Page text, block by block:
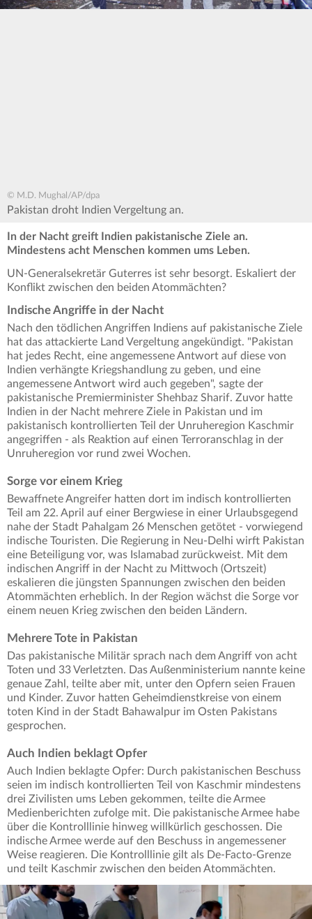
© M.D. Mughal/AP/dpa
Pakistan droht Indien Vergeltung an.
In der Nacht greift Indien pakistanische Ziele an.
Mindestens acht Menschen kommen ums Leben.
UN-Generalsekretär Guterres ist sehr besorgt. Eskaliert der
Konflikt zwischen den beiden Atommächten?
Indische Angriffe in der Nacht
Nach den tödlichen Angriffen Indiens auf pakistanische Ziele
hat das attackierte Land Vergeltung angekündigt. "Pakistan
hat jedes Recht, eine angemessene Antwort auf diese von
Indien verhängte Kriegshandlung zu geben, und eine
angemessene Antwort wird auch gegeben", sagte der
pakistanische Premierminister Shehbaz Sharif. Zuvor hatte
Indien in der Nacht mehrere Ziele in Pakistan und im
pakistanisch kontrollierten Teil der Unruheregion Kaschmir
angegriffen - als Reaktion auf einen Terroranschlag in der
Unruheregion vor rund zwei Wochen.
Sorge vor einem Krieg
Bewaffnete Angreifer hatten dort im indisch kontrollierten
Teil am 22. April auf einer Bergwiese in einer Urlaubsgegend
nahe der Stadt Pahalgam 26 Menschen getötet - vorwiegend
indische Touristen. Die Regierung in Neu-Delhi wirft Pakistan
eine Beteiligung vor, was Islamabad zurückweist. Mit dem
indischen Angriff in der Nacht zu Mittwoch (Ortszeit)
eskalieren die jüngsten Spannungen zwischen den beiden
Atommächten erheblich. In der Region wächst die Sorge vor
einem neuen Krieg zwischen den beiden Ländern.
Mehrere Tote in Pakistan
Das pakistanische Militär sprach nach dem Angriff von acht
Toten und 33 Verletzten. Das Außenministerium nannte keine
genaue Zahl, teilte aber mit, unter den Opfern seien Frauen
und Kinder. Zuvor hatten Geheimdienstkreise von einem
toten Kind in der Stadt Bahawalpur im Osten Pakistans
gesprochen.
Auch Indien beklagt Opfer
Auch Indien beklagte Opfer: Durch pakistanischen Beschuss
seien im indisch kontrollierten Teil von Kaschmir mindestens
drei Zivilisten ums Leben gekommen, teilte die Armee
Medienberichten zufolge mit. Die pakistanische Armee habe
über die Kontrolllinie hinweg willkürlich geschossen. Die
indische Armee werde auf den Beschuss in angemessener
Weise reagieren. Die Kontrolllinie gilt als De-Facto-Grenze
und teilt Kaschmir zwischen den beiden Atommächten.